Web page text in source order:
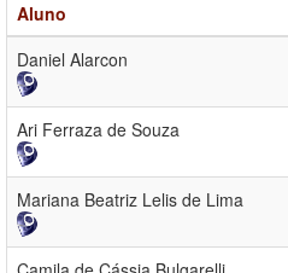
Aluno
Daniel Alarcon
Ari Ferraza de Souza
Mariana Beatriz Lelis de Lima